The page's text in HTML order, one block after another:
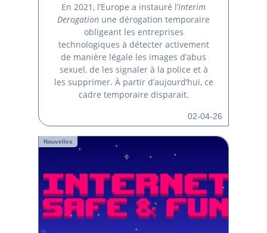
En 2021, l’Europe a instauré l’Interim
Derogation une dérogation temporaire
obligeant les entreprises
technologiques à détecter activement
de manière légale les images d’abus
sexuel, de les signaler à la police et à
les supprimer. À partir d’aujourd’hui, ce
cadre temporaire disparait.
02-04-26
Nouvelles